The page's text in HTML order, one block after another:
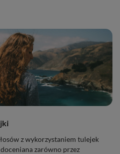
z wykorzystaniem tulejek
zarówno przez